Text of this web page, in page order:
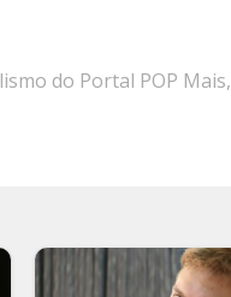
do Portal POP Mais,